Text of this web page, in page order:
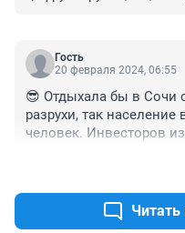
должна всё
за наши деньги мы же
как из своих 1200
сами закрыли границу
бы посмотреть и
Гость
20 февраля 2024, 06:55
😎 Отдыхала бы в Сочи
разрухи, так население
человек. Инвесторов